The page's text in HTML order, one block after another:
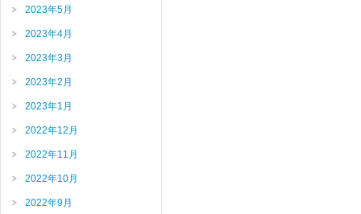
2023年5月
2023年4月
2023年3月
2023年2月
2023年1月
2022年12月
2022年11月
2022年10月
2022年9月